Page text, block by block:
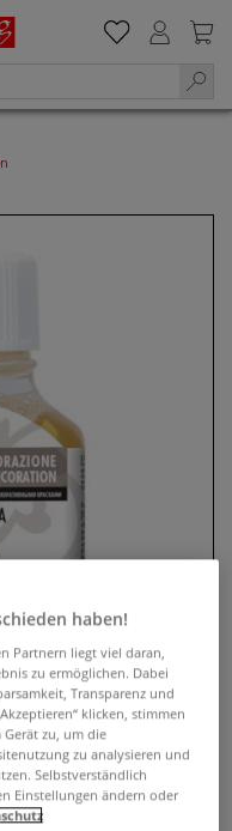
haben!
Partnern liegt viel daran,
zu ermöglichen. Dabei
Transparenz und
klicken, stimmen
Gerät zu, um die
zu analysieren und
Selbstverständlich
Einstellungen ändern oder